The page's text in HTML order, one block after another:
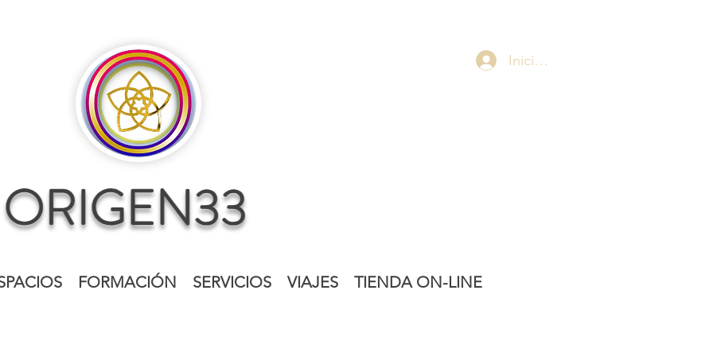
Iniciar sesión
FORMACIÓN SERVICIOS VIAJES TIENDA ON-LINE